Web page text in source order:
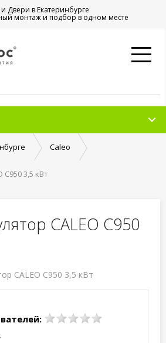
Двери в Екатеринбурге
монтаж и подбор в одном месте
Caleo
С950 3,5 кВт
CALEO С950
CALEO С950 3,5 кВт